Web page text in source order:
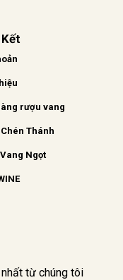
rượu vang
Thánh
Ngọt
từ chúng tôi